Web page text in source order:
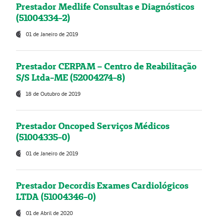
Prestador Medlife Consultas e Diagnósticos
(51004334-2)
01 de Janeiro de 2019
Prestador CERPAM – Centro de Reabilitação
S/S Ltda-ME (52004274-8)
18 de Outubro de 2019
Prestador Oncoped Serviços Médicos
(51004335-0)
01 de Janeiro de 2019
Prestador Decordis Exames Cardiológicos
LTDA (51004346-0)
01 de Abril de 2020